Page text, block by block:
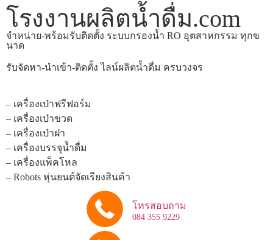
โรงงานผลิตน้ำดื่ม.com
จำหน่าย-พร้อมรับติดตั้ง ระบบกรองน้ำ RO อุตสาหกรรม ทุกข
นาด
รับจัดหา-นำเข้า-ติดตั้ง ไลน์ผลิตน้ำดื่ม ครบวงจร
– เครื่องเป่าฟรีฟอร์ม
– เครื่องเป่าขวด
– เครื่องเป่าฝา
– เครื่องบรรจุน้ำดื่ม
– เครื่องแพ็คโหล
– Robots หุ่นยนต์จัดเรียงสินค้า
โทรสอบถาม
084 355 9229